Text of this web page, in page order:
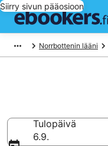
Siirry sivun pääosioon
Norrbottenin lääni
Tulopäivä
6.9.